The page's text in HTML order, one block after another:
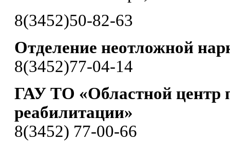
8(3452)50-82-63
Отделение неотложной
8(3452)77-04-14
ГАУ ТО «Областной центр
реабилитации»
8(3452) 77-00-66